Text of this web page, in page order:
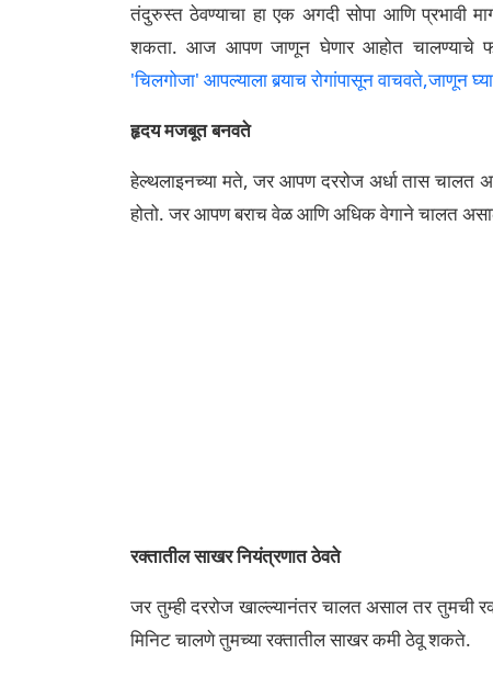
तंदुरुस्त ठेवण्याचा हा एक अगदी सोपा आणि प्रभावी
शकता. आज आपण जाणून घेणार आहोत चालण्याचे
'चिलगोजा' आपल्याला बर्‍याच रोगांपासून वाचवते,जाणून
हृदय मजबूत बनवते
हेल्थलाइनच्या मते, जर आपण दररोज अर्धा तास चालत
होतो. जर आपण बराच वेळ आणि अधिक वेगाने चालत
रक्तातील साखर नियंत्रणात ठेवते
जर तुम्ही दररोज खाल्ल्यानंतर चालत असाल तर तुमची
मिनिट चालणे तुमच्या रक्तातील साखर कमी ठेवू शकते.